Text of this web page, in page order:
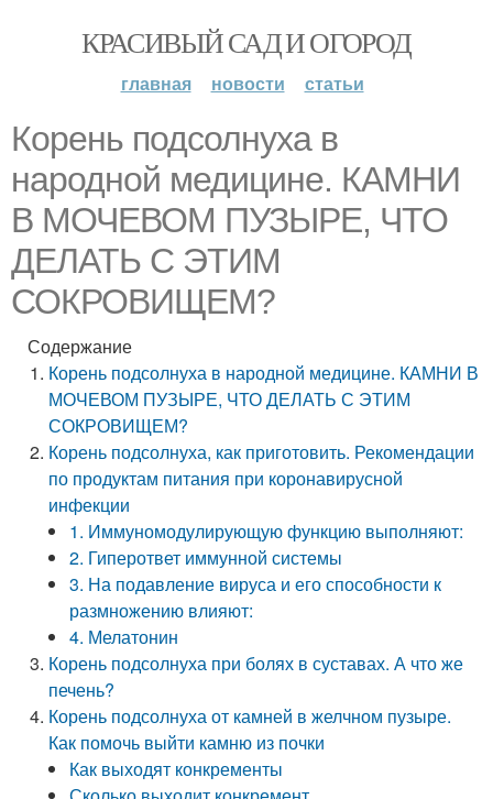
КРАСИВЫЙ САД И ОГОРОД
главная новости статьи
Корень подсолнуха в
народной медицине. КАМНИ
В МОЧЕВОМ ПУЗЫРЕ, ЧТО
ДЕЛАТЬ С ЭТИМ
СОКРОВИЩЕМ?
Содержание
Корень подсолнуха в народной медицине. КАМНИ В
МОЧЕВОМ ПУЗЫРЕ, ЧТО ДЕЛАТЬ С ЭТИМ
СОКРОВИЩЕМ?
Корень подсолнуха, как приготовить. Рекомендации
по продуктам питания при коронавирусной
инфекции
1. Иммуномодулирующую функцию выполняют:
2. Гиперответ иммунной системы
3. На подавление вируса и его способности к
размножению влияют:
4. Мелатонин
Корень подсолнуха при болях в суставах. А что же
печень?
Корень подсолнуха от камней в желчном пузыре.
Как помочь выйти камню из почки
Как выходят конкременты